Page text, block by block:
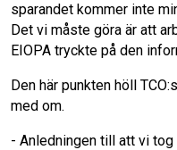
sparandet kommer inte
Det vi måste göra är att
EIOPA tryckte på den
Den här punkten höll
med om.
- Anledningen till att vi